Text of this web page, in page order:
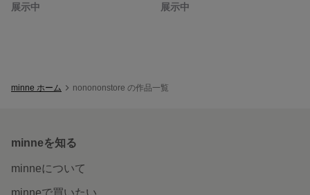
展示中
展示中
minne ホーム nonononstore の作品一覧
minneを知る
minneについて
minneで買いたい